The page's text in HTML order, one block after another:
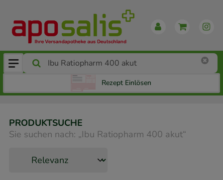
Rezept Einlösen
PRODUKTSUCHE
Sie suchen nach: „Ibu Ratiopharm 400 akut“